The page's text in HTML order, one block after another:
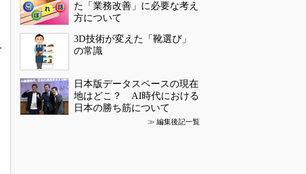
た「業務改善」に必要な考え
方について
3D技術が変えた「靴選び」
の常識
日本版データスペースの現在
地はどこ？ AI時代における
日本の勝ち筋について
≫ 編集後記一覧